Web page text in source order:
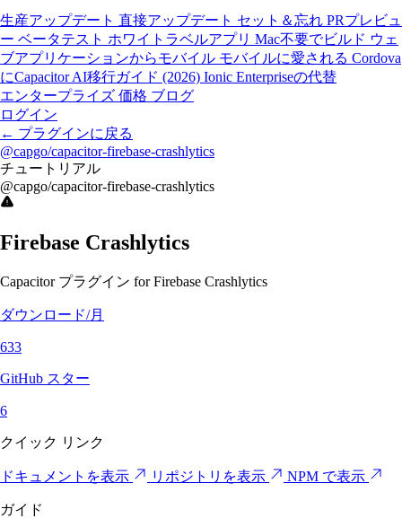
生産アップデート 直接アップデート セット＆忘れ PRプレビュ
ー ベータテスト ホワイトラベルアプリ Mac不要でビルド ウェ
ブアプリケーションからモバイル モバイルに愛される Cordova
にCapacitorAI移行ガイド (2026) Ionic Enterpriseの代替
エンタープライズ 価格 ブログ
ログイン
← プラグインに戻る
@capgo/capacitor-firebase-crashlytics
チュートリアル
@capgo/capacitor-firebase-crashlytics
Firebase Crashlytics
Capacitor プラグイン for Firebase Crashlytics
ダウンロード/月
633
GitHub スター
6
クイック リンク
ドキュメントを表示 リポジトリを表示 NPM で表示
ガイド